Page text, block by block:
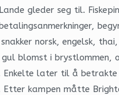
gleder seg til.
norsk, engelsk,
blomst i brystlommen,
later til å betrakte
Etter kampen måtte